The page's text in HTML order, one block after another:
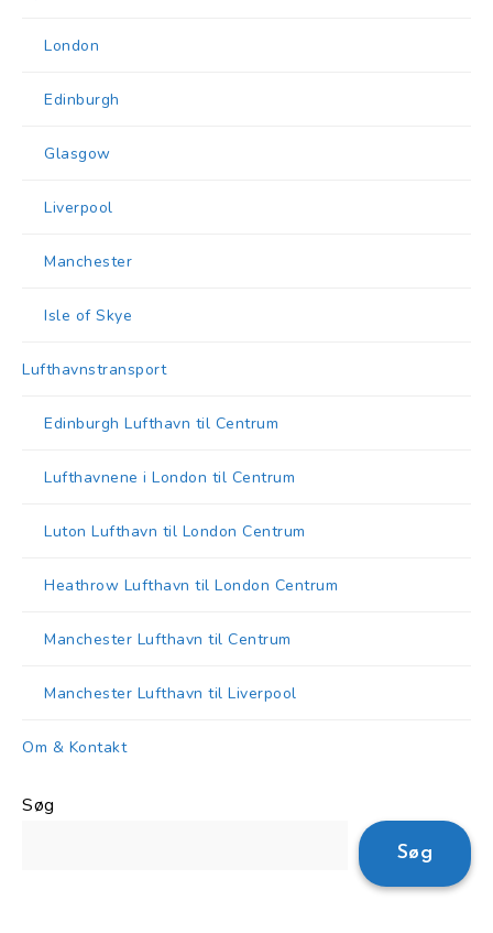
London
Edinburgh
Glasgow
Liverpool
Manchester
Isle of Skye
Lufthavnstransport
Edinburgh Lufthavn til Centrum
Lufthavnene i London til Centrum
Luton Lufthavn til London Centrum
Heathrow Lufthavn til London Centrum
Manchester Lufthavn til Centrum
Manchester Lufthavn til Liverpool
Om & Kontakt
Søg
Søg